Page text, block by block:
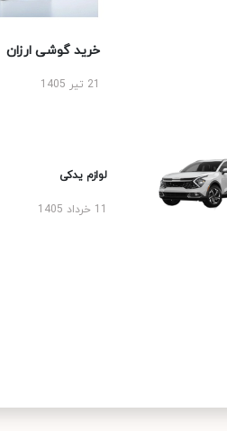
خرید گوشی ارزان
لوازم یدکی